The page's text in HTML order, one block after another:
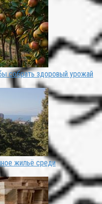
собрать здоровый урожай
жильё среди